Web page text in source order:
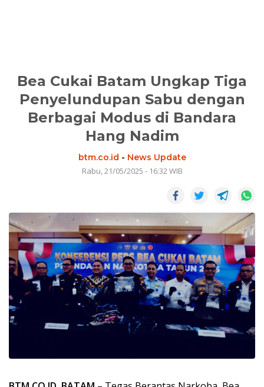
Bea Cukai Batam Ungkap Tiga
Penyelundupan Sabu dengan
Berbagai Modus di Bandara
Hang Nadim
btm.co.id - News Update
Rabu, 21/05/2025 - 16:32 WIB